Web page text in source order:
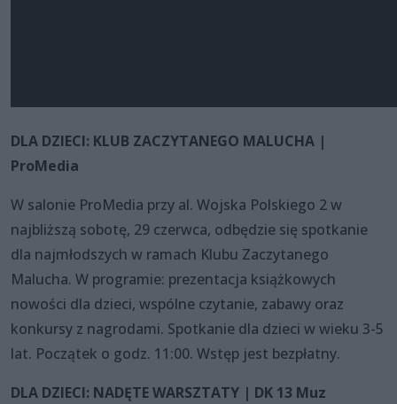
DLA DZIECI: KLUB ZACZYTANEGO MALUCHA |
ProMedia
W salonie ProMedia przy al. Wojska Polskiego 2 w
najbliższą sobotę, 29 czerwca, odbędzie się spotkanie
dla najmłodszych w ramach Klubu Zaczytanego
Malucha. W programie: prezentacja książkowych
nowości dla dzieci, wspólne czytanie, zabawy oraz
konkursy z nagrodami. Spotkanie dla dzieci w wieku 3-5
lat. Początek o godz. 11:00. Wstęp jest bezpłatny.
DLA DZIECI: NADĘTE WARSZTATY | DK 13 Muz